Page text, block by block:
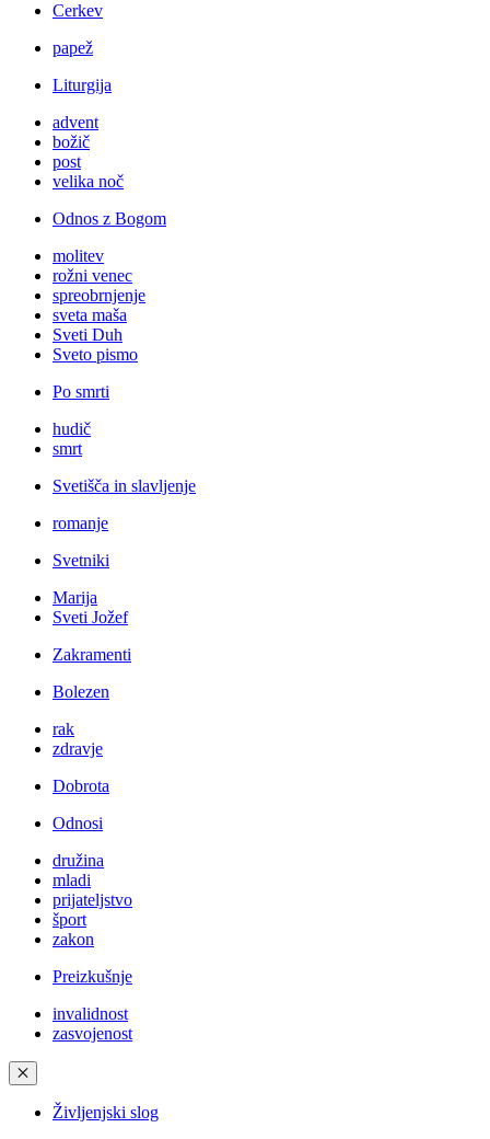
Cerkev
papež
Liturgija
advent
božič
post
velika noč
Odnos z Bogom
molitev
rožni venec
spreobrnjenje
sveta maša
Sveti Duh
Sveto pismo
Po smrti
hudič
smrt
Svetišča in slavljenje
romanje
Svetniki
Marija
Sveti Jožef
Zakramenti
Bolezen
rak
zdravje
Dobrota
Odnosi
družina
mladi
prijateljstvo
šport
zakon
Preizkušnje
invalidnost
zasvojenost
✕
Življenjski slog